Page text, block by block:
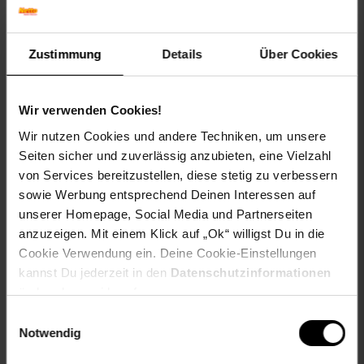
Zustimmung Details Über Cookies
Wir verwenden Cookies!
Wir nutzen Cookies und andere Techniken, um unsere
Seiten sicher und zuverlässig anzubieten, eine Vielzahl
von Services bereitzustellen, diese stetig zu verbessern
sowie Werbung entsprechend Deinen Interessen auf
unserer Homepage, Social Media und Partnerseiten
anzuzeigen. Mit einem Klick auf „Ok“ willigst Du in die
Cookie Verwendung ein. Deine Cookie-Einstellungen
kannst Du jederzeit in den Datenschutzinformationen
ändern bzw. widerrufen.
Notwendig
Nachhaltig: FSC®- zertifiziertes Fichten- und
Umweltfreundlich: KDI mit umweltfreundlichem
Holzschutz (Osmose oder Tanalith E)
Holz
Einfach zusammengebaut: Vorgebohrte Montageteile
erleichtern den Aufbau
Altersempfehlung ab 3 Jahren (unter Aufsicht)
Maximale Traglast 150 kg
Lieferung mit Erdankern (Einbetonierung entsprechend
Montageanleitung)
Nur für den Hausgebrauch
Wildnis ist der perfekte Rückzugsort für kleine und
größere Entdecker. Die Holzbretter sind aus FSC®-
zertifiziertem Fichten- und Kiefernholz gefertigt,
umweltschonend kesseldruckimprägniert und
wichtige Sicherheitsaspekte mit einem hohen
Anspruch an Nachhaltigkeit und eine gesunde